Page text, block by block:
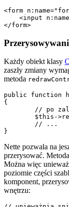
<form
<input
Każdy obiekt klasy
zaszły zmiany
metoda
public function
{
Nette pozwala na
przerysować.
Można więc
poziomie części
komponent,
wnętrzu: